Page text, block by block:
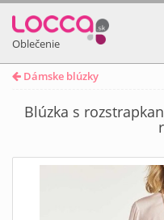
Oblečenie
Dámske blúzky
Blúzka s